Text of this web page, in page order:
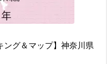
グ＆マップ】神奈川県